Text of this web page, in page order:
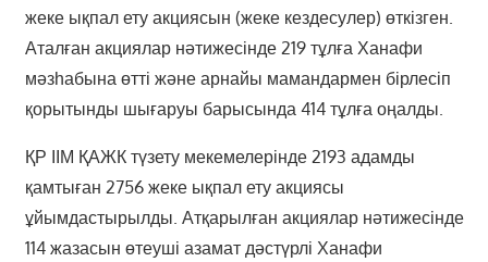
жеке ықпал ету акциясын (жеке кездесулер) өткізген.
Аталған акциялар нәтижесінде 219 тұлға Ханафи
мәзһабына өтті және арнайы мамандармен бірлесіп
қорытынды шығаруы барысында 414 тұлға оңалды.
ҚР ІІМ ҚАЖК түзету мекемелерінде 2193 адамды
қамтыған 2756 жеке ықпал ету акциясы
ұйымдастырылды. Атқарылған акциялар нәтижесінде
114 жазасын өтеуші азамат дәстүрлі Ханафи